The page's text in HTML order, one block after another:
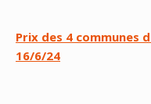
Navigation
de
Prix des 4 communes
16/6/24